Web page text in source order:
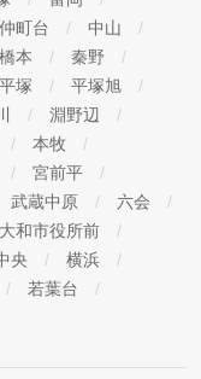
仲町台
中山
橋本
秦野
平塚
平塚旭
淵野辺
本牧
宮前平
武蔵中原
六会
大和市役所前
央
横浜
若葉台